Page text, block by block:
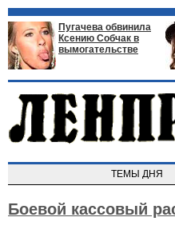
Пугачева обвинила
Ксению Собчак в
вымогательстве
ТЕМЫ ДНЯ
Боевой кассовый